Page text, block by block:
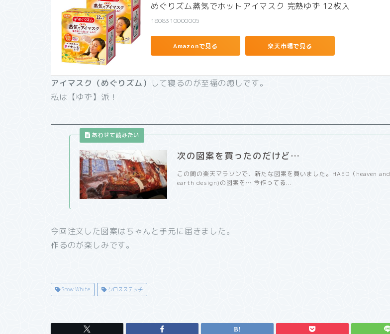
めぐりズム蒸気でホットアイマスク 完熟ゆず 12枚入
1808310000005
Amazonで見る 楽天市場で見る
アイマスク（めぐりズム） して寝るのが至福の癒しです。
私は【ゆず】派！
次の図案を買ったのだけど…
この間の楽天マラソンで、新たな図案を買いました。HAED（heaven and
earth design)の図案を… 今作ってる...
今回注文した図案はちゃんと手元に届きました。
作るのが楽しみです。
Snow White クロスステッチ